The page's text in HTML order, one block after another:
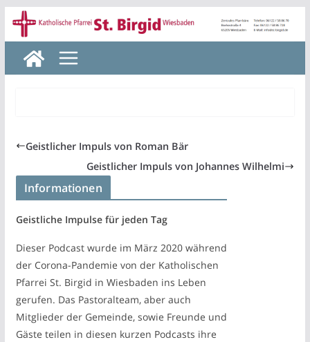
Zum
Inhalt
springen
Geistlicher Impuls von Roman Bär
Geistlicher Impuls von Johannes Wilhelmi
Informationen
Geistliche Impulse für jeden Tag
Dieser Podcast wurde im März 2020 während
der Corona-Pandemie von der Katholischen
Pfarrei St. Birgid in Wiesbaden ins Leben
gerufen. Das Pastoralteam, aber auch
Mitglieder der Gemeinde, sowie Freunde und
Gäste teilen in diesen kurzen Podcasts ihre